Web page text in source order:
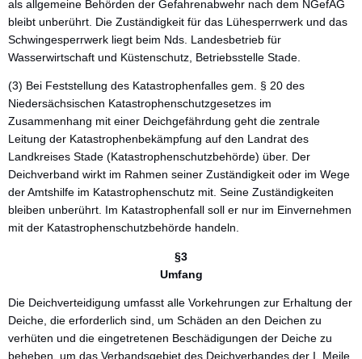
als allgemeine Behörden der Gefahrenabwehr nach dem NGefAG
bleibt unberührt. Die Zuständigkeit für das Lühesperrwerk und das
Schwingesperrwerk liegt beim Nds. Landesbetrieb für
Wasserwirtschaft und Küstenschutz, Betriebsstelle Stade.
(3) Bei Feststellung des Katastrophenfalles gem. § 20 des
Niedersächsischen Katastrophenschutzgesetzes im
Zusammenhang mit einer Deichgefährdung geht die zentrale
Leitung der Katastrophenbekämpfung auf den Landrat des
Landkreises Stade (Katastrophenschutzbehörde) über. Der
Deichverband wirkt im Rahmen seiner Zuständigkeit oder im Wege
der Amtshilfe im Katastrophenschutz mit. Seine Zuständigkeiten
bleiben unberührt. Im Katastrophenfall soll er nur im Einvernehmen
mit der Katastrophenschutzbehörde handeln.
§3
Umfang
Die Deichverteidigung umfasst alle Vorkehrungen zur Erhaltung der
Deiche, die erforderlich sind, um Schäden an den Deichen zu
verhüten und die eingetretenen Beschädigungen der Deiche zu
beheben, um das Verbandsgebiet des Deichverbandes der I. Meile